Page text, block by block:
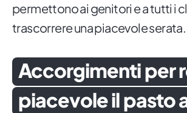
permettono ai genitori e a tutti i
trascorrere una piacevole serata.
Accorgimenti per
piacevole il pasto